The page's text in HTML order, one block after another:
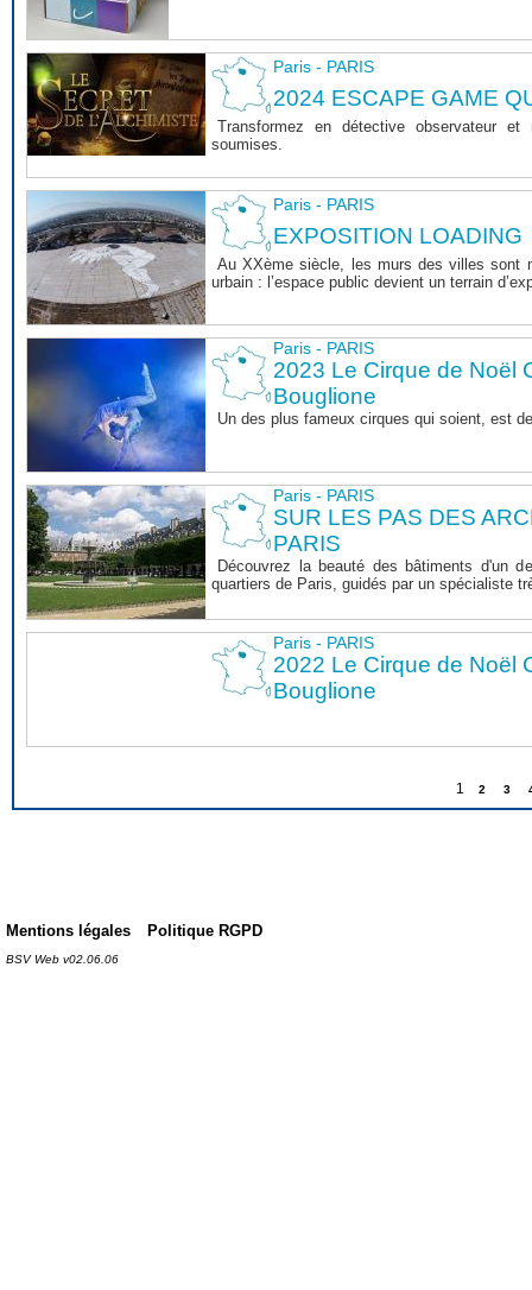
Paris - PARIS
2024 ESCAPE GAME
Transformez en détective observateur
soumises.
Paris - PARIS
EXPOSITION LOADING
Au XXème siècle, les murs des villes sont
urbain : l’espace public devient un terrain
Paris - PARIS
2023 Le Cirque de Noël
Bouglione
Un des plus fameux cirques qui soient, est
Paris - PARIS
SUR LES PAS DES
PARIS
Découvrez la beauté des bâtiments d'un
quartiers de Paris, guidés par un spécialiste
Paris - PARIS
2022 Le Cirque de Noël
Bouglione
1 2 3
Mentions légales Politique RGPD
BSV Web v02.06.06